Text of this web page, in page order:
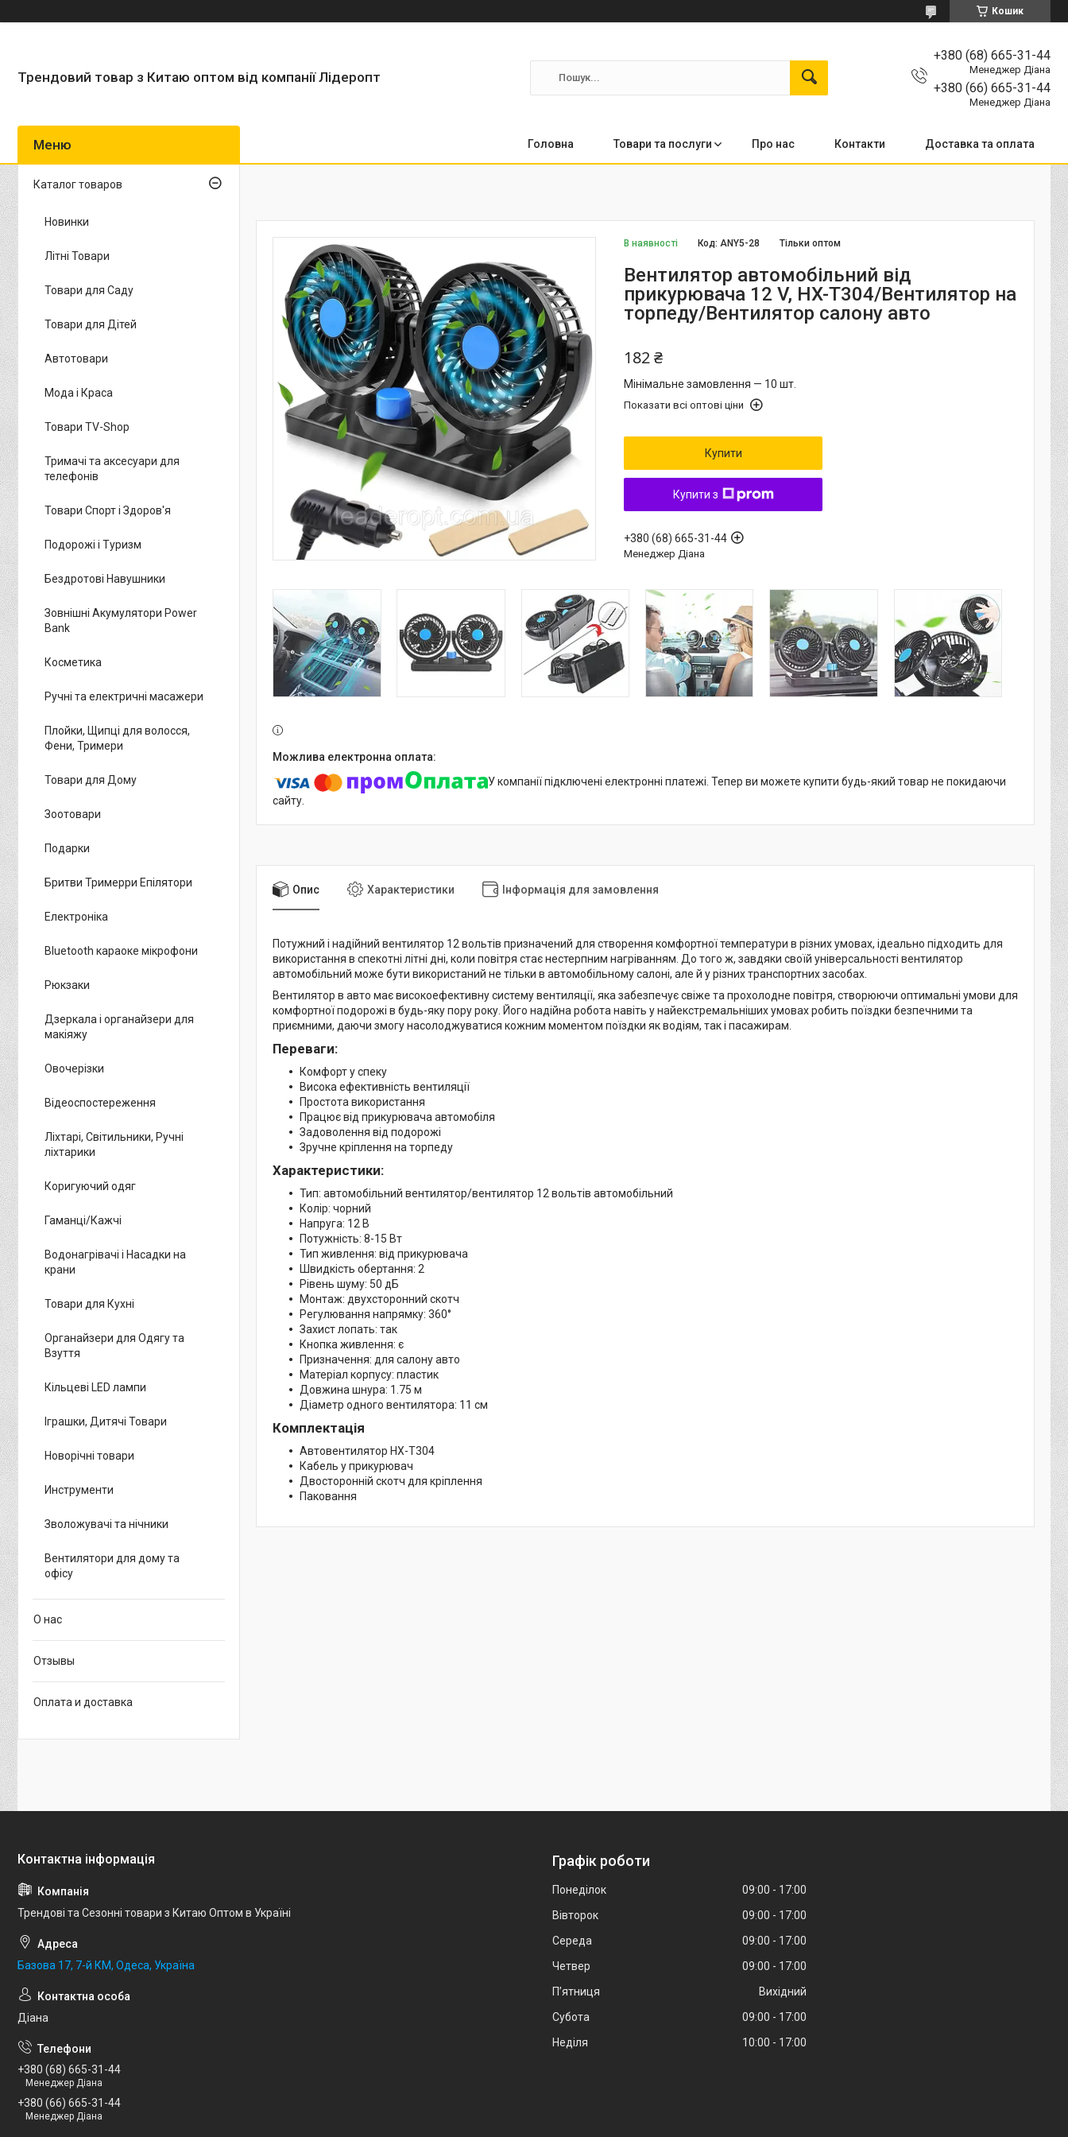
Кошик
Трендовий товар з Китаю оптом від компанії Лідеропт
+380 (68) 665-31-44
Менеджер Діана
+380 (66) 665-31-44
Менеджер Діана
Головна Товари та послуги Про нас Контакти Доставка та оплата
В наявності Тільки оптом
Код: ANY5-28
Вентилятор автомобільний від
прикурювача 12 V, HX-T304/Вентилятор на
торпеду/Вентилятор салону авто
182 ₴
Мінімальне замовлення — 10 шт.
Показати всі оптові ціни
Купити
Купити з
+380 (68) 665-31-44
Менеджер Діана
У компанії підключені електронні платежі. Тепер ви можете купити будь-який товар не покидаючи
сайту.
Опис Характеристики Інформація для замовлення
Потужний і надійний вентилятор 12 вольтів призначений для створення комфортної температури в різних умовах, ідеально підходить для
використання в спекотні літні дні, коли повітря стає нестерпним нагріванням. До того ж, завдяки своїй універсальності вентилятор
автомобільний може бути використаний не тільки в автомобільному салоні, але й у різних транспортних засобах.
Вентилятор в авто має високоефективну систему вентиляції, яка забезпечує свіже та прохолодне повітря, створюючи оптимальні умови для
комфортної подорожі в будь-яку пору року. Його надійна робота навіть у найекстремальніших умовах робить поїздки безпечними та
приємними, даючи змогу насолоджуватися кожним моментом поїздки як водіям, так і пасажирам.
Переваги:
Комфорт у спеку
Висока ефективність вентиляції
Простота використання
Працює від прикурювача автомобіля
Задоволення від подорожі
Зручне кріплення на торпеду
Характеристики:
Тип: автомобільний вентилятор/вентилятор 12 вольтів автомобільний
Колір: чорний
Напруга: 12 В
Потужність: 8-15 Вт
Тип живлення: від прикурювача
Швидкість обертання: 2
Рівень шуму: 50 дБ
Монтаж: двухсторонний скотч
Регулювання напрямку: 360°
Захист лопать: так
Кнопка живлення: є
Призначення: для салону авто
Матеріал корпусу: пластик
Довжина шнура: 1.75 м
Діаметр одного вентилятора: 11 см
Комплектація
Автовентилятор HX-T304
Кабель у прикурювач
Двосторонній скотч для кріплення
Паковання
Каталог товаров
Новинки
Літні Товари
Товари для Саду
Товари для Дітей
Автотовари
Мода і Краса
Товари TV-Shop
Тримачі та аксесуари для
телефонів
Товари Спорт і Здоров'я
Подорожі і Туризм
Бездротові Навушники
Зовнішні Акумулятори Power
Bank
Косметика
Ручні та електричні масажери
Плойки, Щипці для волосся,
Фени, Тримери
Товари для Дому
Зоотовари
Подарки
Бритви Тримерри Епілятори
Електроніка
Bluetooth караоке мікрофони
Рюкзаки
Дзеркала і органайзери для
макіяжу
Овочерізки
Відеоспостереження
Ліхтарі, Світильники, Ручні
ліхтарики
Коригуючий одяг
Гаманці/Кажчі
Водонагрівачі і Насадки на
крани
Товари для Кухні
Органайзери для Одягу та
Взуття
Кільцеві LED лампи
Іграшки, Дитячі Товари
Новорічні товари
Инструменти
Зволожувачі та нічники
Вентилятори для дому та
офісу
О нас
Отзывы
Оплата и доставка
Трендові та Сезонні товари з Китаю Оптом в Україні
Базова 17, 7-й КМ, Одеса, Україна
Діана
+380 (68) 665-31-44
Менеджер Діана
+380 (66) 665-31-44
Менеджер Діана
Графік роботи
Понеділок 09:00
17:00
Вівторок
09:00
17:00
Середа
09:00
17:00
Четвер
09:00
17:00
Пʼятниця
Вихідний
Субота
09:00
17:00
Неділя
10:00 17:00